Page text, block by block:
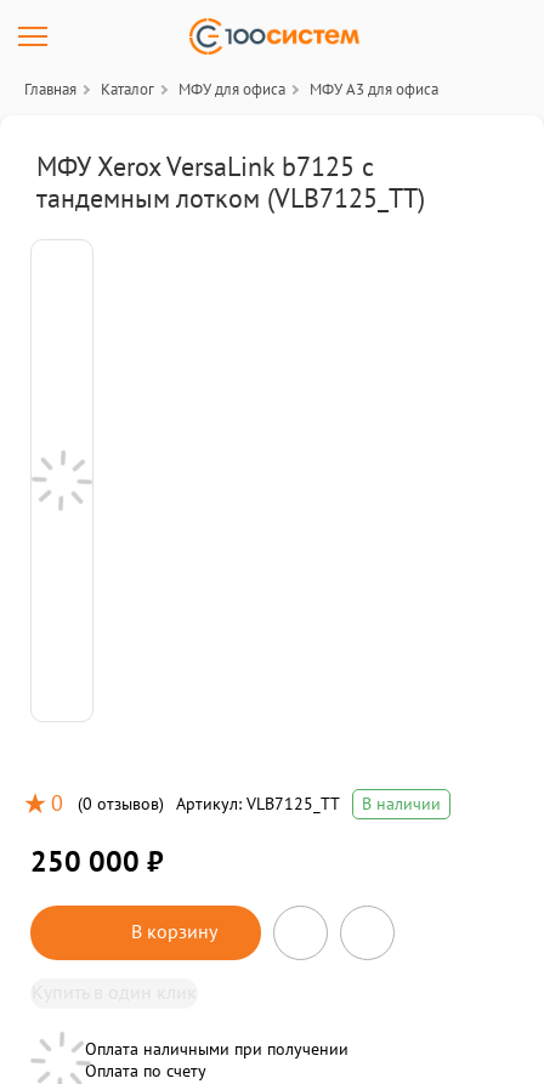
Главная Каталог МФУ для офиса МФУ A3 для офиса
МФУ Xerox VersaLink b7125 с
тандемным лотком (VLB7125_TT)
0 (0 отзывов) Артикул: VLB7125_TT В наличии
250 000 ₽
В корзину
Оплата наличными при получении
Оплата по счету